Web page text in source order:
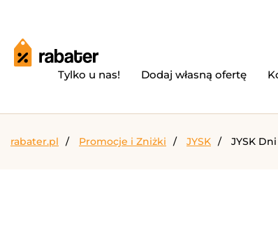
Tylko u nas! Dodaj własną ofertę
rabater.pl Promocje i Zniżki JYSK JYSK